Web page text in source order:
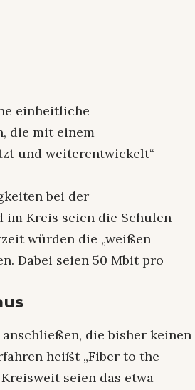
einheitliche
die mit einem
und weiterentwickelt“
bei der
Kreis seien die Schulen
würden die „weißen
Dabei seien 50 Mbit pro
die bisher keinen
heißt „Fiber to the
seien das etwa